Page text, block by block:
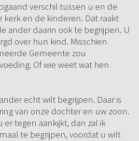
verschil tussen u en de
kerk en de kinderen. Dat raakt
ander daarin ook te begrijpen. U
over hun kind. Misschien
Gemeente zou
Of wie weet wat hen
echt wilt begrijpen. Daar is
van onze dochter en uw zoon.
tegen aankijkt, dan zal ik
te begrijpen, voordat u wilt